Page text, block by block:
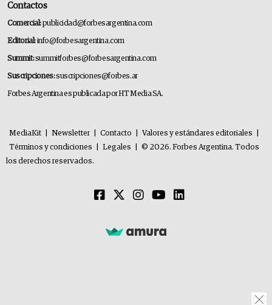
Contactos
Comercial:publicidad@forbesargentina.com
Editorial:info@forbesargentina.com
Summit:summitforbes@forbesargentina.com
Suscripciones:suscripciones@forbes.ar
Forbes Argentina es publicada por HT Media SA.
MediaKit Newsletter Contacto Valores y estándares editoriales
Términos y condiciones
Legales
© 2026. Forbes Argentina. Todos
los derechos reservados.